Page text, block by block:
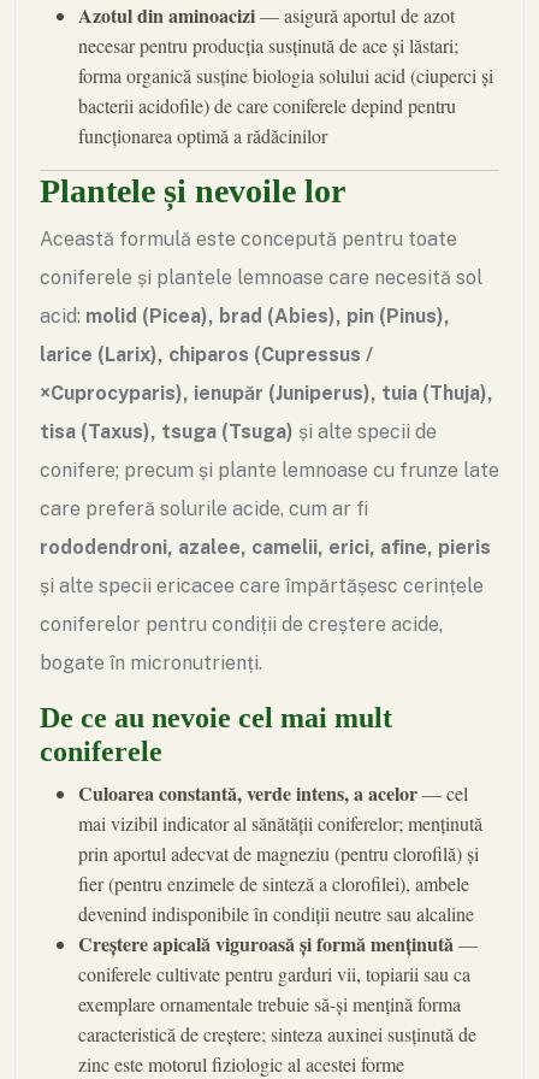
Azotul din aminoacizi— asigură aportul de azot
necesar pentru producția susținută de ace și lăstari;
forma organică susține biologia solului acid (ciuperci și
bacterii acidofile) de care coniferele depind pentru
funcționarea optimă a rădăcinilor
Plantele și nevoile lor
Această formulă este concepută pentru toate
coniferele și plantele lemnoase care necesită sol
acid: molid (Picea), brad (Abies), pin (Pinus),
larice (Larix), chiparos (Cupressus /
×Cuprocyparis), ienupăr (Juniperus), tuia (Thuja),
tisa (Taxus), tsuga (Tsuga) și alte specii de
conifere; precum și plante lemnoase cu frunze late
care preferă solurile acide, cum ar fi
rododendroni, azalee, camelii, erici, afine, pieris
și alte specii ericacee care împărtășesc cerințele
coniferelor pentru condiții de creștere acide,
bogate în micronutrienți.
De ce au nevoie cel mai mult
coniferele
Culoarea constantă, verde intens, a acelor— cel
mai vizibil indicator al sănătății coniferelor; menținută
prin aportul adecvat de magneziu (pentru clorofilă) și
fier (pentru enzimele de sinteză a clorofilei), ambele
devenind indisponibile în condiții neutre sau alcaline
Creștere apicală viguroasă și formă menținută—
coniferele cultivate pentru garduri vii, topiarii sau ca
exemplare ornamentale trebuie să-și mențină forma
caracteristică de creștere; sinteza auxinei susținută de
zinc este motorul fiziologic al acestei forme